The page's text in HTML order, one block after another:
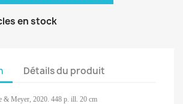
en stock
Détails du produit
& Meyer, 2020. 448 p. ill. 20 cm